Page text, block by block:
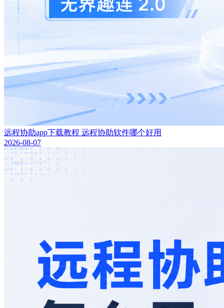
远程协助app下载教程 远程协助软件哪个好用
2026-08-07